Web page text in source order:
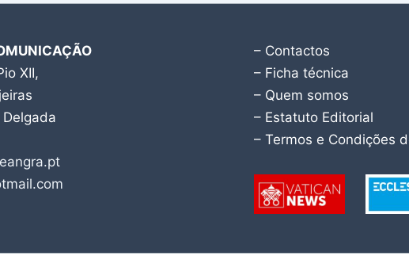
XII,
– Contactos
– Ficha técnica
– Quem somos
– Estatuto Editorial
– Termos e Condições